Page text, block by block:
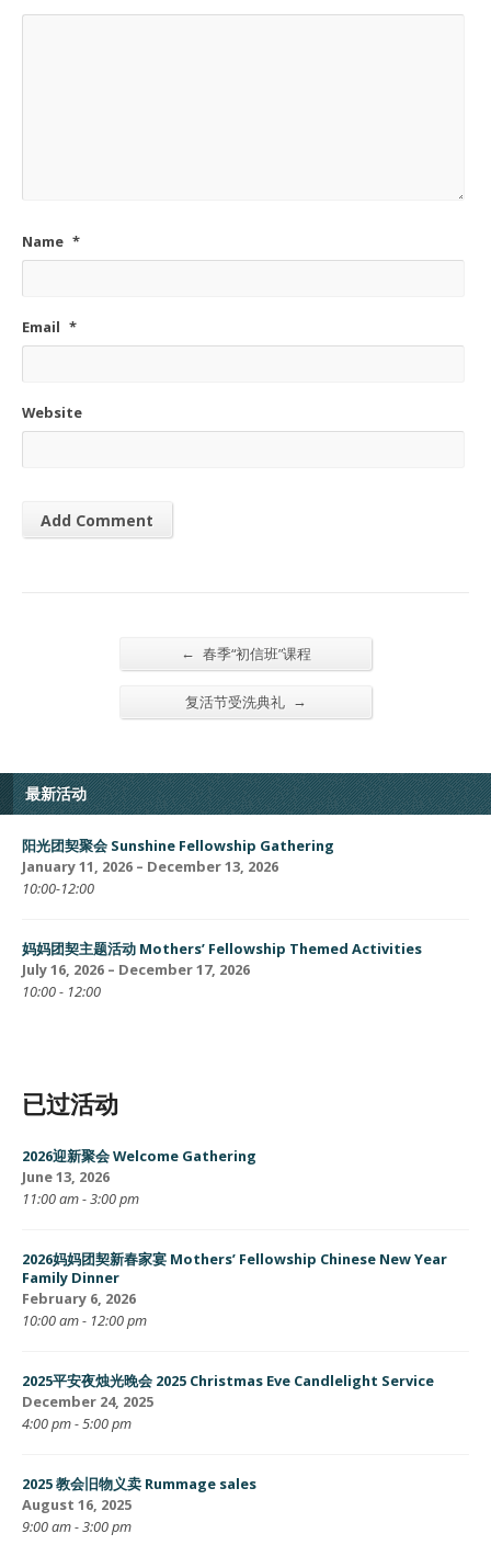
Name *
Email *
Website
← 春季“初信班”课程
复活节受洗典礼 →
最新活动
阳光团契聚会 Sunshine Fellowship Gathering
January 11, 2026 – December 13, 2026
10:00-12:00
妈妈团契主题活动 Mothers’ Fellowship Themed Activities
July 16, 2026 – December 17, 2026
10:00 - 12:00
已过活动
2026迎新聚会 Welcome Gathering
June 13, 2026
11:00 am - 3:00 pm
2026妈妈团契新春家宴 Mothers’ Fellowship Chinese New Year
Family Dinner
February 6, 2026
10:00 am - 12:00 pm
2025平安夜烛光晚会 2025 Christmas Eve Candlelight Service
December 24, 2025
4:00 pm - 5:00 pm
2025 教会旧物义卖 Rummage sales
August 16, 2025
9:00 am - 3:00 pm